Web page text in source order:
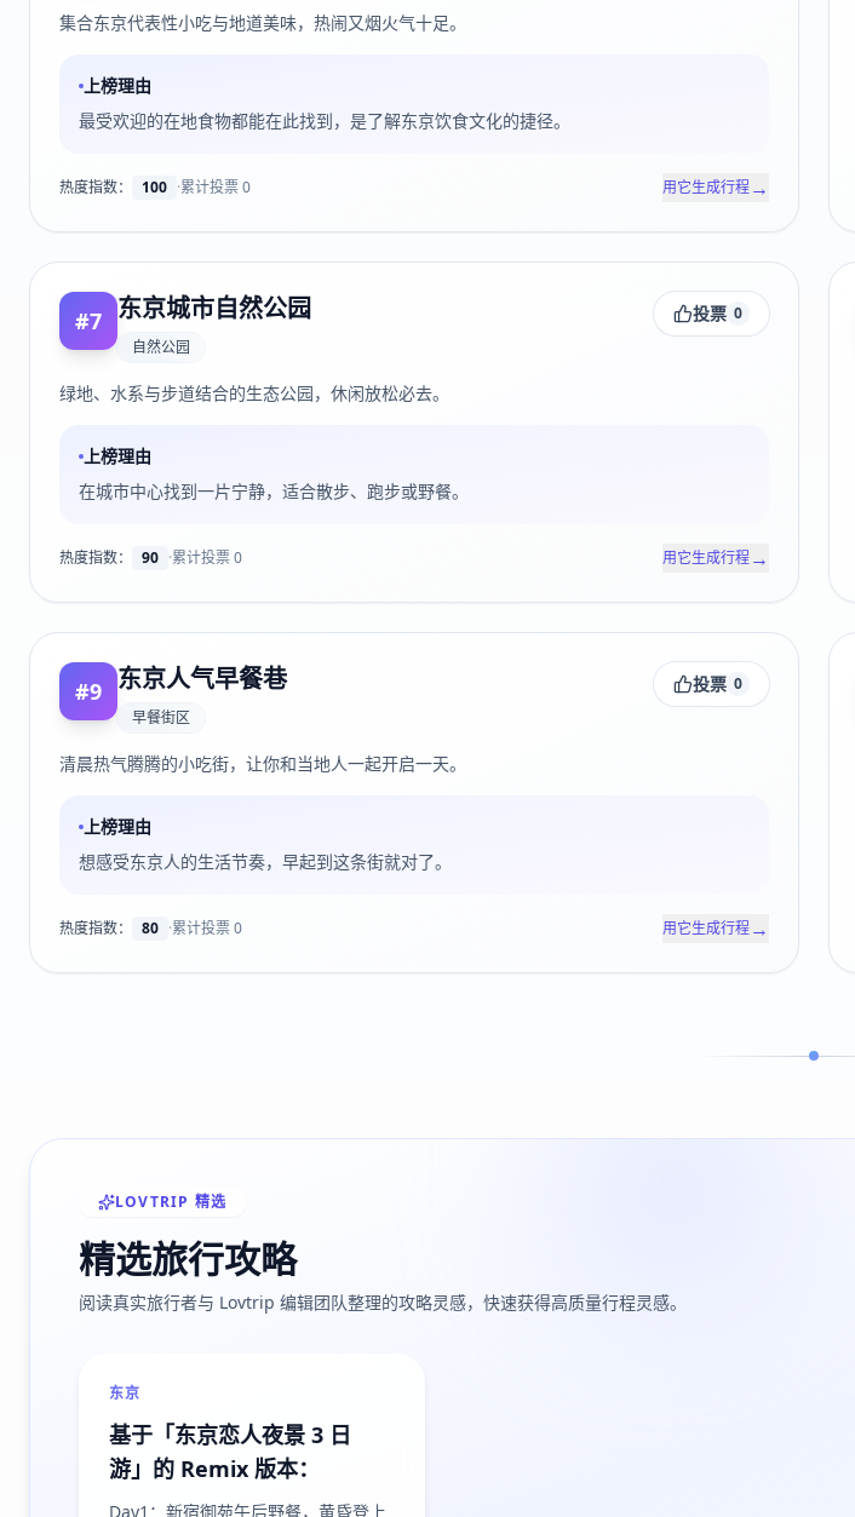
集合东京代表性小吃与地道美味，热闹又烟火气十足。
上榜理由
最受欢迎的在地食物都能在此找到，是了解东京饮食文化的捷径。
热度指数： 100 ·累计投票0 用它生成行程→
#7 东京城市自然公园
自然公园
投票 0
绿地、水系与步道结合的生态公园，休闲放松必去。
上榜理由
在城市中心找到一片宁静，适合散步、跑步或野餐。
热度指数： 90 ·累计投票0 用它生成行程→
#9 东京人气早餐巷
早餐街区
投票 0
清晨热气腾腾的小吃街，让你和当地人一起开启一天。
上榜理由
想感受东京人的生活节奏，早起到这条街就对了。
热度指数： 80 ·累计投票0 用它生成行程→
LOVTRIP 精选
精选旅行攻略
阅读真实旅行者与 Lovtrip 编辑团队整理的攻略灵感，快速获得高质量行程灵感。
东京
基于「东京恋人夜景 3 日
游」的 Remix 版本：
Day1：新宿御苑午后野餐，黄昏登上